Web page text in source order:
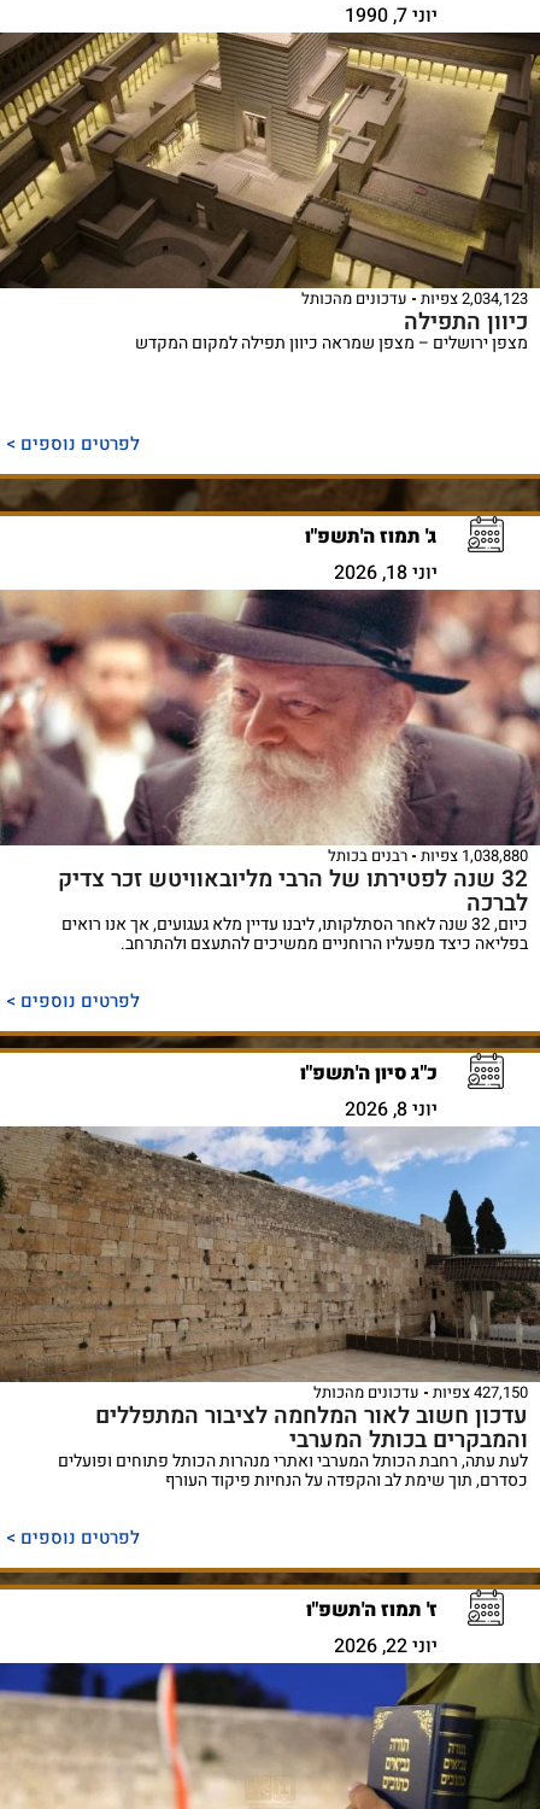
יוני 7, 1990
2,034,123 צפיות עדכונים מהכותל
כיוון התפילה
מצפן ירושלים – מצפן שמראה כיוון תפילה למקום המקדש
לפרטים נוספים >
ג' תמוז ה'תשפ"ו
יוני 18, 2026
1,038,880 צפיות רבנים בכותל
32 שנה לפטירתו של הרבי מליובאוויטש זכר צדיק
לברכה
כיום, 32 שנה לאחר הסתלקותו, ליבנו עדיין מלא געגועים, אך אנו רואים
בפליאה כיצד מפעליו הרוחניים ממשיכים להתעצם ולהתרחב.
לפרטים נוספים >
כ"ג סיון ה'תשפ"ו
יוני 8, 2026
427,150 צפיות עדכונים מהכותל
עדכון חשוב לאור המלחמה לציבור המתפללים
והמבקרים בכותל המערבי
לעת עתה, רחבת הכותל המערבי ואתרי מנהרות הכותל פתוחים ופועלים
כסדרם, תוך שימת לב והקפדה על הנחיות פיקוד העורף
לפרטים נוספים >
ז' תמוז ה'תשפ"ו
יוני 22, 2026